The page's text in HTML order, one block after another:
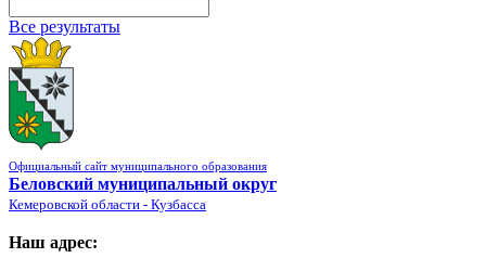
Все результаты
Официальный сайт муниципального образования
Беловский муниципальный округ
Кемеровской области - Кузбасса
Наш адрес: